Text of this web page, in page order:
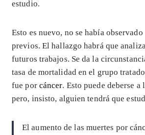
estudio.
Esto es nuevo, no se había
previos. El hallazgo habrá que
futuros trabajos. Se da la
tasa de mortalidad en el grupo
fue por cáncer. Esto puede deberse a
pero, insisto, alguien tendrá que
El aumento de las muertes por